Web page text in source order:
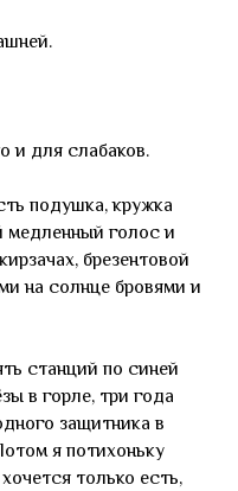
и для слабаков.
подушка, кружка
медленный голос и
брезентовой
на солнце бровями и
станций по синей
в горле, три года
защитника в
я потихоньку
только есть,